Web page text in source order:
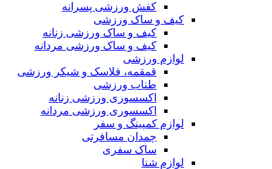
کفش ورزشی پسرانه
کیف و ساک ورزشی
کیف و ساک ورزشی زنانه
کیف و ساک ورزشی مردانه
لوازم ورزشی
قمقمه، فلاسک و شیکر ورزشی
طناب ورزشی
اکسسوری ورزشی زنانه
اکسسوری ورزشی مردانه
لوازم کمپینگ و سفر
چمدان مسافرتی
ساک سفری
لوازم شنا